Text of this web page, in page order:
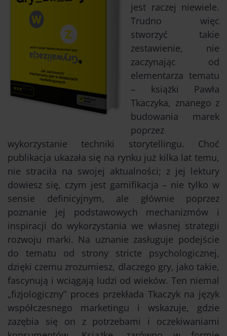
jest raczej niewiele.
Trudno więc
stworzyć takie
zestawienie, nie
zaczynając od
elementarza tematu
– książki Pawła
Tkaczyka, znanego z
budowania marek
poprzez
wykorzystanie techniki storytellingu. Choć
publikacja ukazała się na rynku już kilka lat temu,
nie straciła na swojej aktualności; z jej lektury
dowiesz się, czym jest gamifikacja – nie tylko w
sensie definicyjnym, ale głównie poprzez
poznanie jej podstawowych mechanizmów i
inspiracji do wykorzystania we własnej strategii
rozwoju marki. Na uznanie zasługuje podejście
do tematu od strony stricte psychologicznej,
dzięki czemu zrozumiesz, dlaczego gry, jako takie,
fascynują i wciągają ludzi od wieków. Ten niemal
„fizjologiczny” proces przekłada Tkaczyk na język
współczesnego marketingu i wskazuje, gdzie
zazębia się on z potrzebami i oczekiwaniami